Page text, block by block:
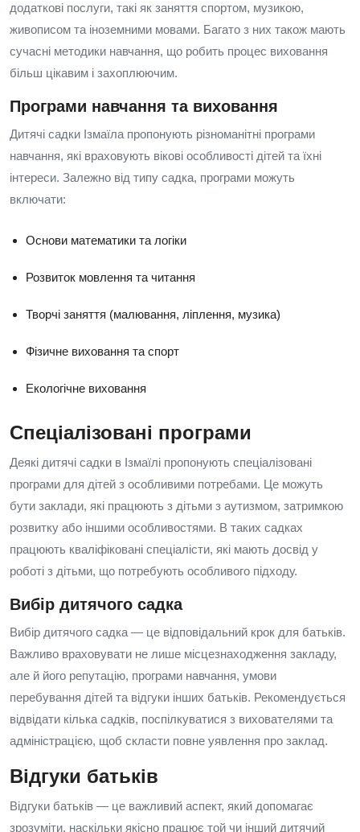
додаткові послуги, такі як заняття спортом, музикою,
живописом та іноземними мовами. Багато з них також мають
сучасні методики навчання, що робить процес виховання
більш цікавим і захоплюючим.
Програми навчання та виховання
Дитячі садки Ізмаїла пропонують різноманітні програми
навчання, які враховують вікові особливості дітей та їхні
інтереси. Залежно від типу садка, програми можуть
включати:
Основи математики та логіки
Розвиток мовлення та читання
Творчі заняття (малювання, ліплення, музика)
Фізичне виховання та спорт
Екологічне виховання
Спеціалізовані програми
Деякі дитячі садки в Ізмаїлі пропонують спеціалізовані
програми для дітей з особливими потребами. Це можуть
бути заклади, які працюють з дітьми з аутизмом, затримкою
розвитку або іншими особливостями. В таких садках
працюють кваліфіковані спеціалісти, які мають досвід у
роботі з дітьми, що потребують особливого підходу.
Вибір дитячого садка
Вибір дитячого садка — це відповідальний крок для батьків.
Важливо враховувати не лише місцезнаходження закладу,
але й його репутацію, програми навчання, умови
перебування дітей та відгуки інших батьків. Рекомендується
відвідати кілька садків, поспілкуватися з вихователями та
адміністрацією, щоб скласти повне уявлення про заклад.
Відгуки батьків
Відгуки батьків — це важливий аспект, який допомагає
зрозуміти, наскільки якісно працює той чи інший дитячий